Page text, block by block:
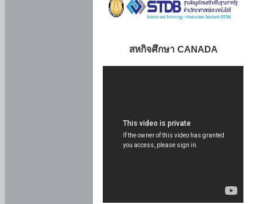
สหกิจศึกษา CANADA